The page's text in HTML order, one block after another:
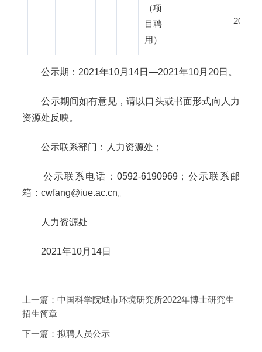
（项
目聘
用）
公示期：2021年10月14日—2021年10月20日。
公示期间如有意见，请以口头或书面形式向人力
资源处反映。
公示联系部门：人力资源处；
公示联系电话：0592-6190969；公示联系邮
箱：cwfang@iue.ac.cn。
人力资源处
2021年10月14日
上一篇： 中国科学院城市环境研究所2022年博士研究生
招生简章
下一篇： 拟聘人员公示